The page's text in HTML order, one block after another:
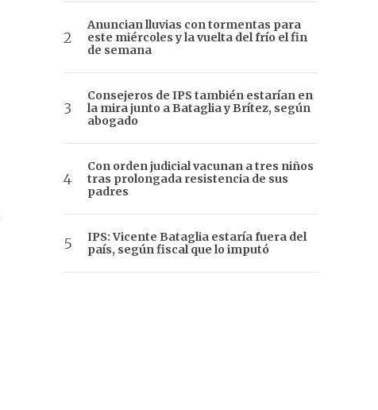
Anuncian lluvias con tormentas para
este miércoles y la vuelta del frío el fin
de semana
Consejeros de IPS también estarían en
la mira junto a Bataglia y Brítez, según
abogado
Con orden judicial vacunan a tres niños
tras prolongada resistencia de sus
padres
IPS: Vicente Bataglia estaría fuera del
país, según fiscal que lo imputó